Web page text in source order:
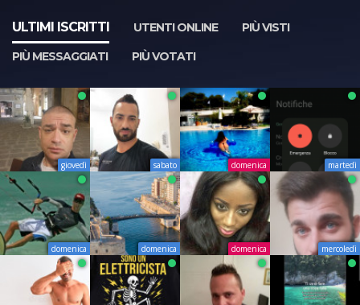
ULTIMI ISCRITTI UTENTI ONLINE
PIÙ VISTI
PIÙ MESSAGGIATI
PIÙ VOTATI
giovedì sabato domenica martedì
domenica domenica domenica mercoledì